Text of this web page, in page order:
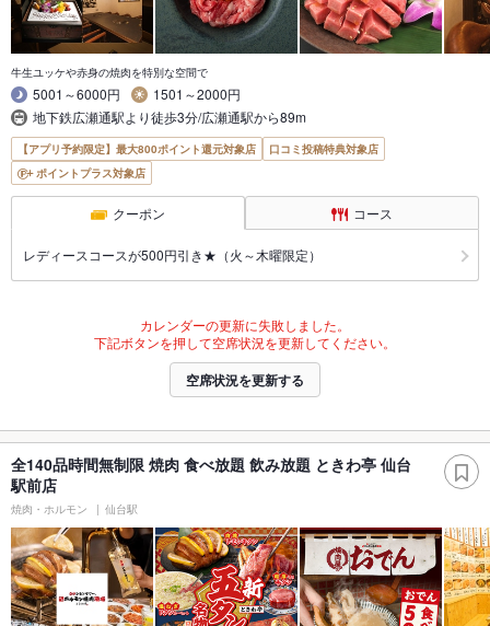
牛生ユッケや赤身の焼肉を特別な空間で
5001～6000円
1501～2000円
地下鉄広瀬通駅より徒歩3分/広瀬通駅から89m
【アプリ予約限定】最大800ポイント還元対象店
口コミ投稿特典対象店
ポイントプラス対象店
クーポン コース
レディースコースが500円引き★（火～木曜限定）
カレンダーの更新に失敗しました。
下記ボタンを押して空席状況を更新してください。
空席状況を更新する
全140品時間無制限 焼肉 食べ放題 飲み放題 ときわ亭 仙台
駅前店
焼肉・ホルモン 仙台駅